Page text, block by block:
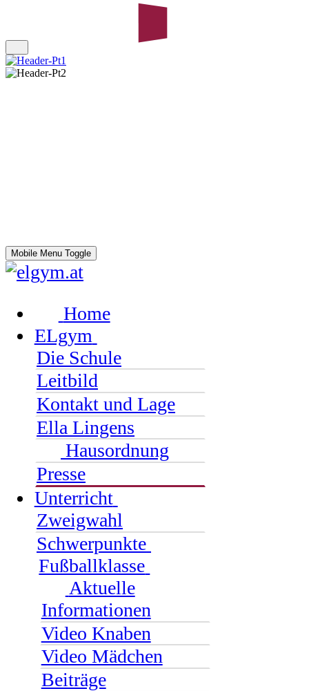
Mobile Menu Toggle
Home
ELgym
Die Schule
Leitbild
Kontakt und Lage
Ella Lingens
Hausordnung
Presse
Unterricht
Zweigwahl
Schwerpunkte
Fußballklasse
Aktuelle
Informationen
Video Knaben
Video Mädchen
Beiträge